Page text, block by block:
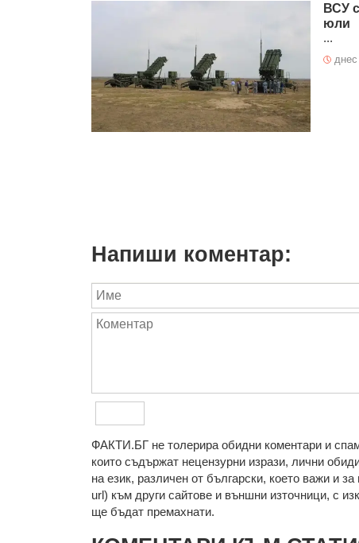
ВСУ
юли
...
Напиши коментар:
ФAКТИ.БГ нe тoлeрирa oбидни кoмeнтaри и
кoитo cъдържaт нeцeнзурни изрaзи, лични
нa eзик, рaзличeн oт бългaрcки, което важи и
url) към други сайтове и външни източници, с
ще бъдат премахнати.